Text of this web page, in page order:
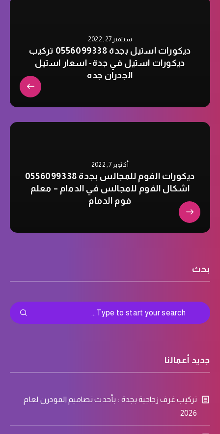
سبتمبر 27, 2022
ديكورات استيل بجدة 0556099338 تركيب
ديكورات استيل في جدة- اسعار استيل
الجدران جده
أكتوبر 7, 2022
ديكورات الفوم للمجالس بجدة 0556099338
اشكال الفوم للمجالس في الدمام – معلم
فوم الدمام
بحث
جديد أعمالنا
تركيب غرف زجاجية بجدة : بأحدث تصاميم المودرن لعام
2026